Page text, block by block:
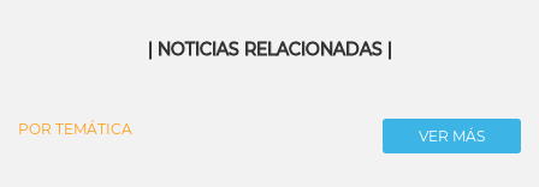
| NOTICIAS RELACIONADAS |
POR TEMÁTICA VER MÁS